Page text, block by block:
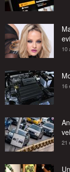
10
16
21